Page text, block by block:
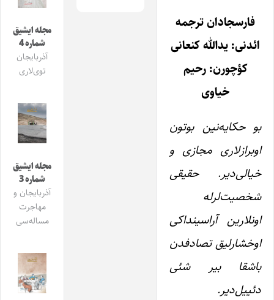
فارسجادان ترجمه
ائدنی: یدالله کنعانی
کؤچورن: رحیم
خیاوی
بو حکایه‌نین بوتون
اوبرازلاری مجازی و
خیالی‌دیر. حقیقی
شخصیت‌لرله
اونلارین آراسینداکی
اوخشارلیق تصادفدن
باشقا بیر شئی
دئییل‌دیر.
مجله ایشیق
شماره 4
آذربایجان
توی‌لاری
مجله ایشیق
شماره 3
آذربایجان و
مهاجرت
مساله‌سی